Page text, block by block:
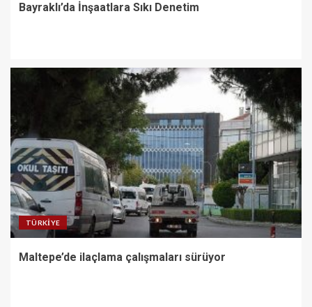
Bayraklı’da İnşaatlara Sıkı Denetim
TÜRKIYE
Maltepe’de ilaçlama çalışmaları sürüyor